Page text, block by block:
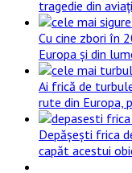
tragedie din
Cu cine zbori în
Europa și din
Ai frică de
rute din Europa,
Depășești frica
capăt acestui